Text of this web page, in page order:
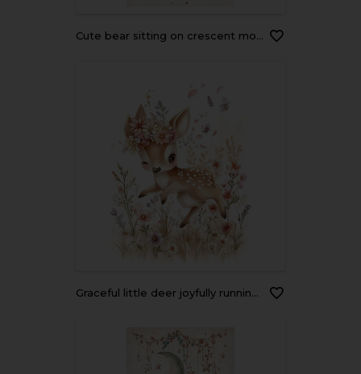
Cute bear sitting on crescent moon surrounded by stars and planets, creating whimsical and dreamy atmosphere. Perfect for children decor or nursery art
graceful little deer joyfully running through field of flowers, adorned with floral crown. scene captures whimsical and cheerful atmosphere